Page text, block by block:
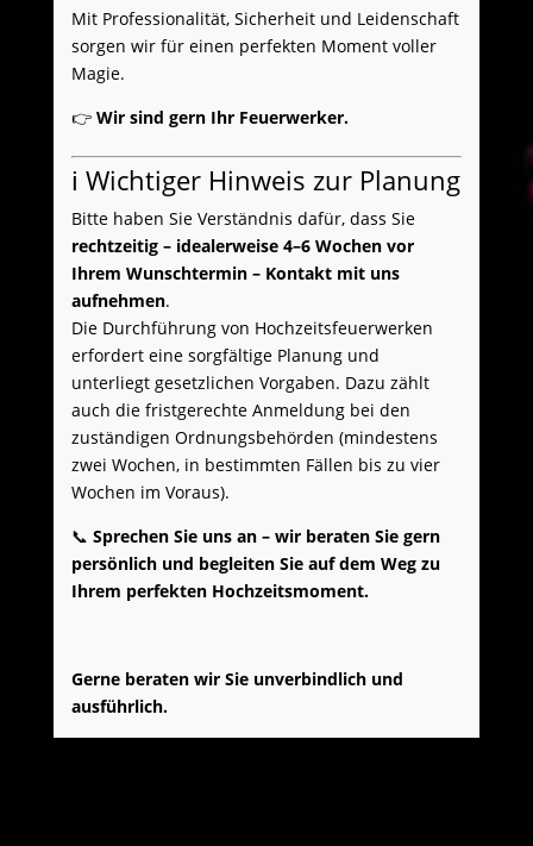
Mit Professionalität, Sicherheit und Leidenschaft
sorgen wir für einen perfekten Moment voller
Magie.
👉 Wir sind gern Ihr Feuerwerker.
ℹ️ Wichtiger Hinweis zur Planung
Bitte haben Sie Verständnis dafür, dass Sie
rechtzeitig – idealerweise 4–6 Wochen vor
Ihrem Wunschtermin – Kontakt mit uns
aufnehmen.
Die Durchführung von Hochzeitsfeuerwerken
erfordert eine sorgfältige Planung und
unterliegt gesetzlichen Vorgaben. Dazu zählt
auch die fristgerechte Anmeldung bei den
zuständigen Ordnungsbehörden (mindestens
zwei Wochen, in bestimmten Fällen bis zu vier
Wochen im Voraus).
📞 Sprechen Sie uns an – wir beraten Sie gern
persönlich und begleiten Sie auf dem Weg zu
Ihrem perfekten Hochzeitsmoment.
Gerne beraten wir Sie unverbindlich und
ausführlich.